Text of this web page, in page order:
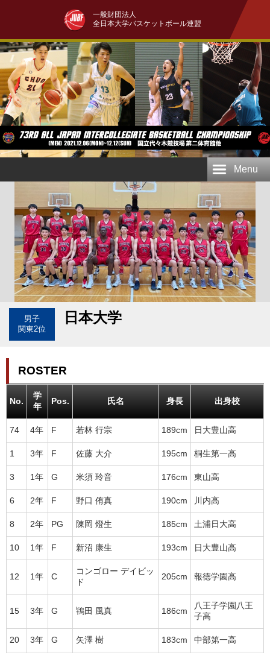
一般財団法人
全日本大学バスケットボール連盟
Menu
男子
関東2位
日本大学
ROSTER
No.
学
年
Pos. 氏名 身長 出身校
74 4年 F 若林 行宗 189cm 日大豊山高
1 3年 F 佐藤 大介 195cm 桐生第一高
3 1年 G 米須 玲音 176cm 東山高
6 2年 F 野口 侑真 190cm 川内高
8 2年 PG 陳岡 燈生 185cm 土浦日大高
10 1年 F 新沼 康生 193cm 日大豊山高
12 1年 C
コンゴロー デイビッ
ド
205cm 報徳学園高
15 3年 G 鴇田 風真 186cm
八王子学園八王
子高
20 3年 G 矢澤 樹 183cm 中部第一高